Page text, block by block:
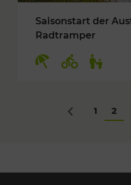
Saisonstart der
Radtramper
Zurück
1 2